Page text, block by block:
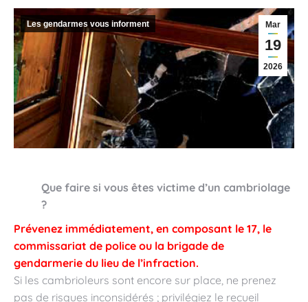
Mar
19
2026
Les gendarmes vous informent
Que faire si vous êtes victime d’un cambriolage
?
Prévenez immédiatement, en composant le 17, le
commissariat de police ou la brigade de
gendarmerie du lieu de l’infraction.
Si les cambrioleurs sont encore sur place, ne prenez
pas de risques inconsidérés ; privilégiez le recueil